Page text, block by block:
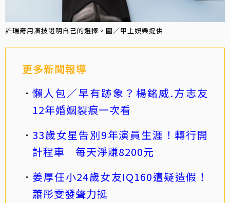
許瑞奇用演技證明自己的選擇。圖／甲上娛樂提供
更多新聞報導
懶人包／早有跡象？楊銘威.方志友
12年婚姻裂痕一次看
33歲女星告別9年演員生涯！轉行開
計程車 每天淨賺8200元
姜厚任小24歲女友IQ160遭疑造假！
蕭彤雯發聲力挺